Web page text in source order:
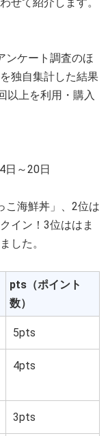
ンケート調査のほ
独自集計した結果
以上を利用・購入
日～20日
こ海鮮丼」、2位は
イン！3位ははま
した。
pts（ポイント
数）
5pts
4pts
3pts